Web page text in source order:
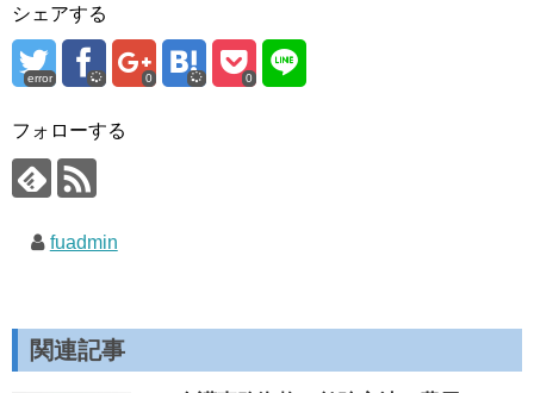
シェアする
error 0 0
フォローする
fuadmin
関連記事